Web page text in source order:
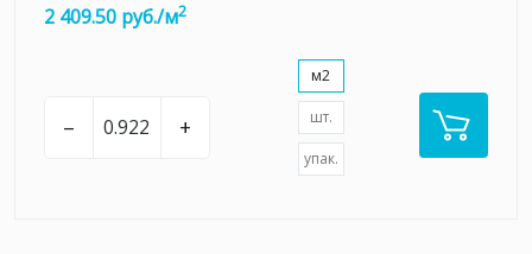
2 409.50 руб./м2
– +
м2
шт.
упак.